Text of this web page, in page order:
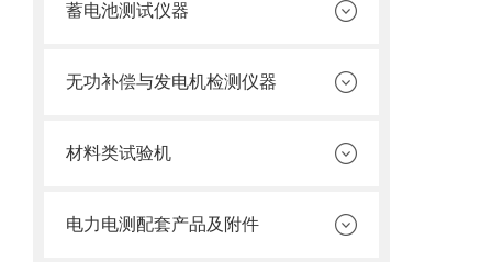
蓄电池测试仪器
无功补偿与发电机检测仪器
材料类试验机
电力电测配套产品及附件